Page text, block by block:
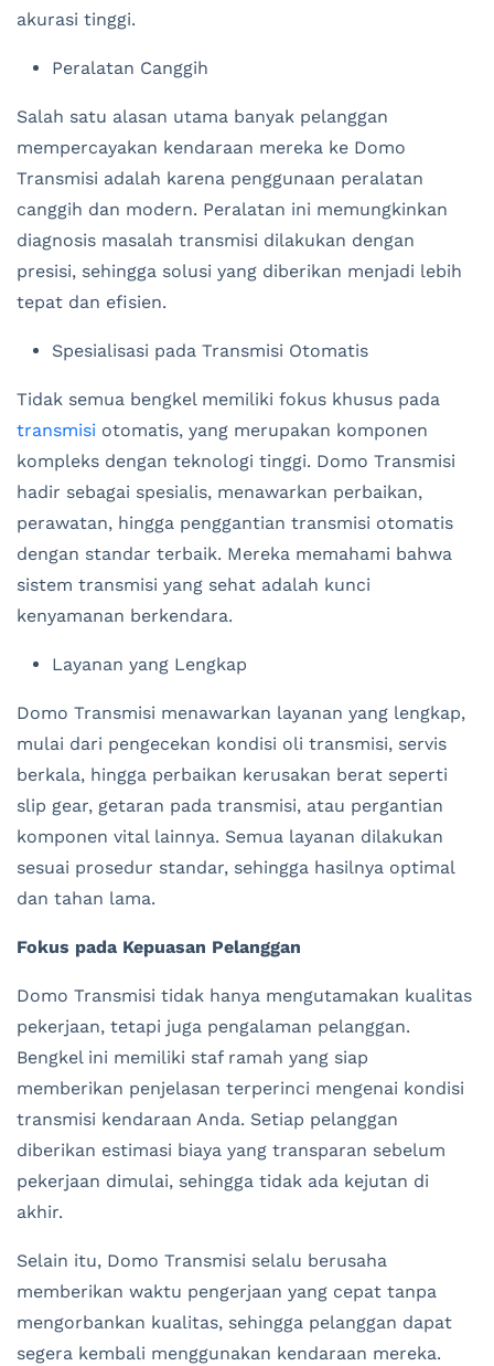
akurasi tinggi.
Peralatan Canggih
Salah satu alasan utama banyak pelanggan
mempercayakan kendaraan mereka ke Domo
Transmisi adalah karena penggunaan peralatan
canggih dan modern. Peralatan ini memungkinkan
diagnosis masalah transmisi dilakukan dengan
presisi, sehingga solusi yang diberikan menjadi lebih
tepat dan efisien.
Spesialisasi pada Transmisi Otomatis
Tidak semua bengkel memiliki fokus khusus pada
transmisi otomatis, yang merupakan komponen
kompleks dengan teknologi tinggi. Domo Transmisi
hadir sebagai spesialis, menawarkan perbaikan,
perawatan, hingga penggantian transmisi otomatis
dengan standar terbaik. Mereka memahami bahwa
sistem transmisi yang sehat adalah kunci
kenyamanan berkendara.
Layanan yang Lengkap
Domo Transmisi menawarkan layanan yang lengkap,
mulai dari pengecekan kondisi oli transmisi, servis
berkala, hingga perbaikan kerusakan berat seperti
slip gear, getaran pada transmisi, atau pergantian
komponen vital lainnya. Semua layanan dilakukan
sesuai prosedur standar, sehingga hasilnya optimal
dan tahan lama.
Fokus pada Kepuasan Pelanggan
Domo Transmisi tidak hanya mengutamakan kualitas
pekerjaan, tetapi juga pengalaman pelanggan.
Bengkel ini memiliki staf ramah yang siap
memberikan penjelasan terperinci mengenai kondisi
transmisi kendaraan Anda. Setiap pelanggan
diberikan estimasi biaya yang transparan sebelum
pekerjaan dimulai, sehingga tidak ada kejutan di
akhir.
Selain itu, Domo Transmisi selalu berusaha
memberikan waktu pengerjaan yang cepat tanpa
mengorbankan kualitas, sehingga pelanggan dapat
segera kembali menggunakan kendaraan mereka.